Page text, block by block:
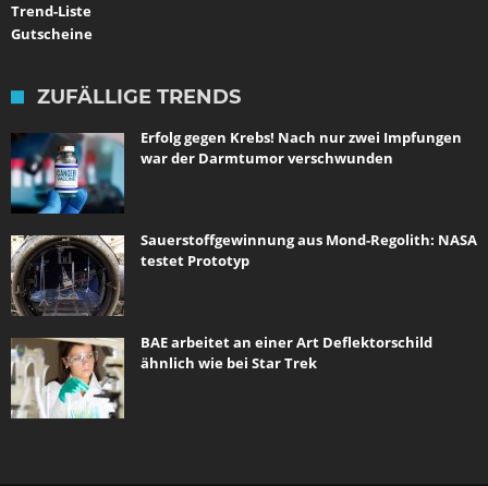
Trend-Liste
Gutscheine
ZUFÄLLIGE TRENDS
Erfolg gegen Krebs! Nach nur zwei Impfungen
war der Darmtumor verschwunden
Sauerstoffgewinnung aus Mond-Regolith: NASA
testet Prototyp
BAE arbeitet an einer Art Deflektorschild
ähnlich wie bei Star Trek